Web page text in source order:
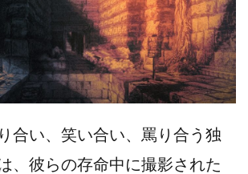
合い、笑い合い、罵り合う独
、彼らの存命中に撮影された